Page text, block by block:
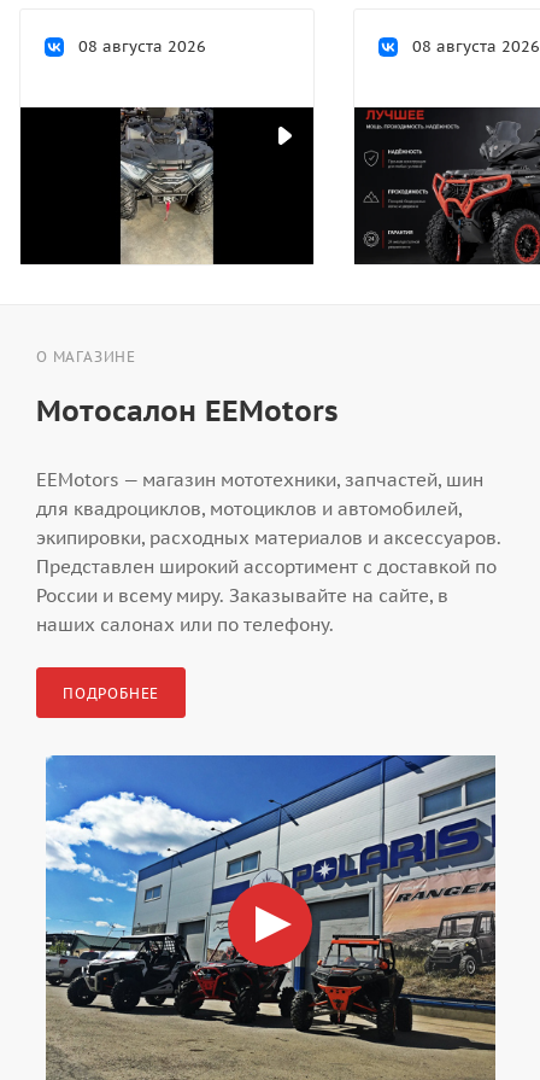
08 августа 2026 08 августа 2026
О МАГАЗИНЕ
Мотосалон EEMotors
EEMotors — магазин мототехники, запчастей, шин
для квадроциклов, мотоциклов и автомобилей,
экипировки, расходных материалов и аксессуаров.
Представлен широкий ассортимент с доставкой по
России и всему миру. Заказывайте на сайте, в
наших салонах или по телефону.
ПОДРОБНЕЕ